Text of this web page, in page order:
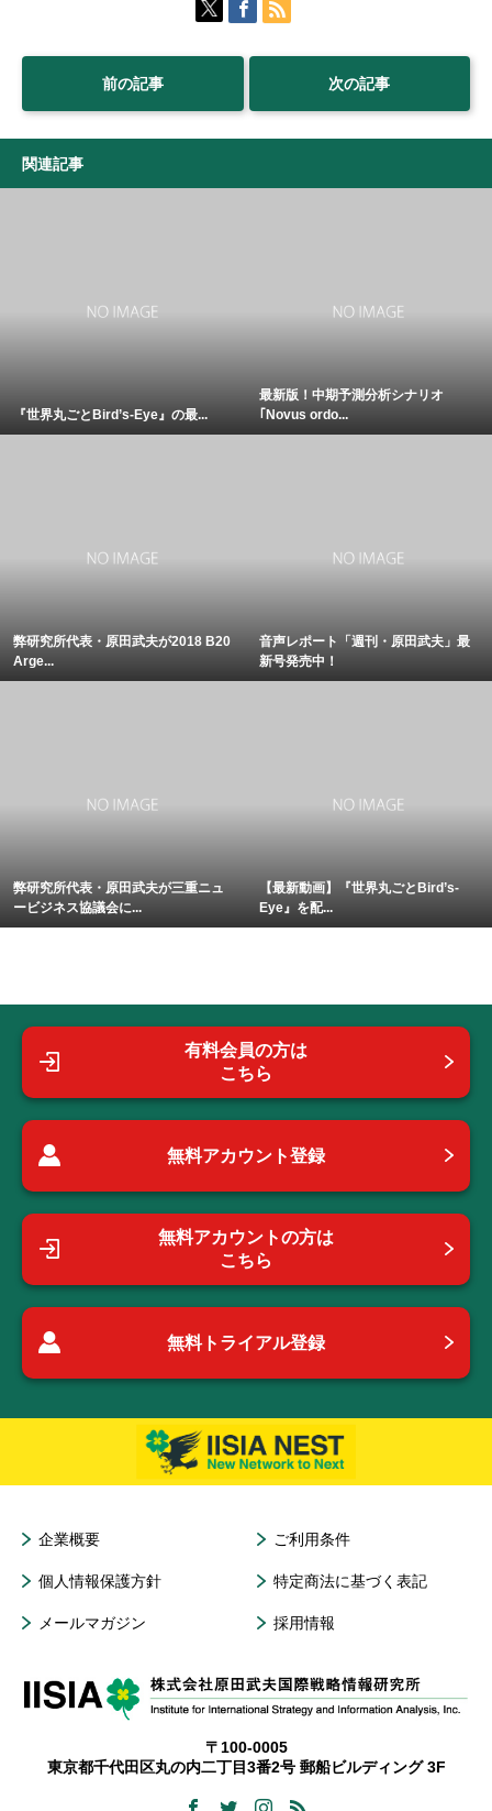
前の記事 次の記事
関連記事
『世界丸ごとBird’s-Eye』の最...
最新版！中期予測分析シナリオ
｢Novus ordo...
弊研究所代表・原田武夫が2018 B20
Arge...
音声レポート「週刊・原田武夫」最
新号発売中！
弊研究所代表・原田武夫が三重ニュ
ービジネス協議会に...
【最新動画】『世界丸ごとBird’s-
Eye』を配...
有料会員の方は
こちら
無料アカウント登録
無料アカウントの方は
こちら
無料トライアル登録
企業概要 ご利用条件
個人情報保護方針 特定商法に基づく表記
メールマガジン 採用情報
〒100-0005
東京都千代田区丸の内二丁目3番2号 郵船ビルディング 3F